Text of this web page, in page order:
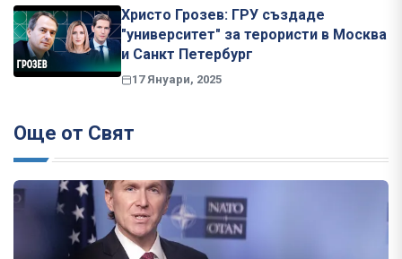
Христо Грозев: ГРУ създаде
"университет" за терористи в Москва
и Санкт Петербург
17 Януари, 2025
Още от Свят